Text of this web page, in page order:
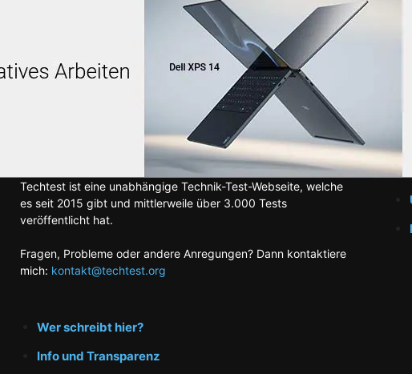
Techtest ist eine unabhängige Technik-Test-Webseite, welche
es seit 2015 gibt und mittlerweile über 3.000 Tests
veröffentlicht hat.
Fragen, Probleme oder andere Anregungen? Dann kontaktiere
mich: kontakt@techtest.org
Wer schreibt hier?
Info und Transparenz